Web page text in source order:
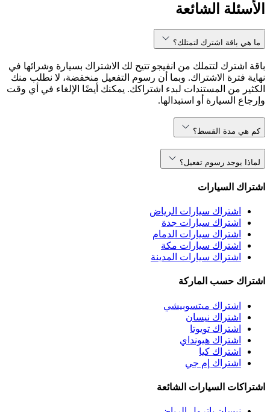
الأسئلة الشائعة
ما هي باقة اشترك لتمتلك؟
باقة اشترك لتتملك من انفيجو تتيح لك الاشتراك بسيارة وشرائها في
نهاية فترة الاشتراك. وبما أن رسوم التفعيل منخفضة، لا نطلب منك
الكثير من المستندات لبدء اشتراكك. يمكنك أيضًا الإلغاء في أي وقت
وإرجاع السيارة أو استبدالها.
كم هي مدة القسط؟
لماذا يوجد رسوم تفعيل؟
اشتراك السيارات
اشتراك سيارات الرياض
اشتراك سيارات جدة
اشتراك سيارات الدمام
اشتراك سيارات مكة
اشتراك سيارات المدينة
اشتراك حسب الماركة
اشتراك ميتسوبيشي
اشتراك نيسان
اشتراك تويوتا
اشتراك هيونداي
اشتراك كيا
اشتراك إم جي
اشتراكات السيارات الشائعة